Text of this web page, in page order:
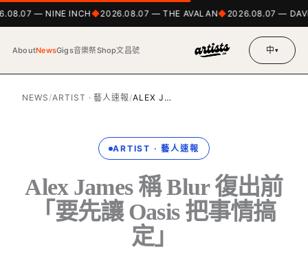
— NINE INCH 2026.08.07 — THE AVALAN 2026.08.07 —
AboutNewsGigs音樂祭Shop文昌號 中▾
NEWS /ARTIST · 藝人速報 /ALEX J…
ARTIST · 藝人速報
Alex James 稱 Blur 復出前
「要先讓 Oasis 把事情搞
定」